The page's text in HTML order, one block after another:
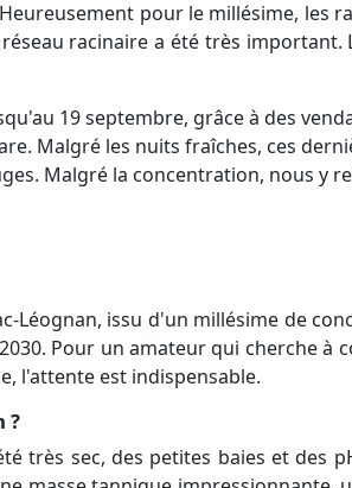
pour le millésime, les
racinaire a été très important.
19 septembre, grâce à des
Malgré les nuits fraîches, ces
Malgré la concentration, nous y
Léognan, issu d'un millésime de
Pour un amateur qui cherche à
l'attente est indispensable.
?
très sec, des petites baies et des